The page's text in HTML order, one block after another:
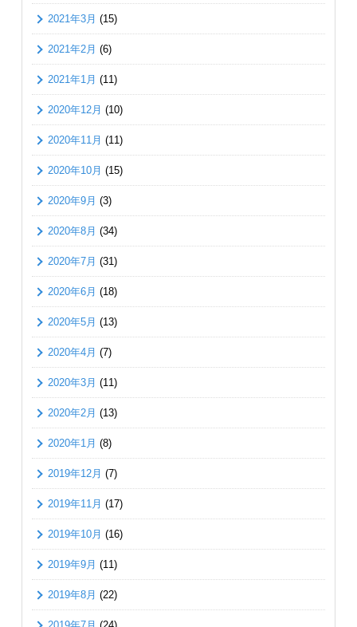
2021年3月 (15)
2021年2月 (6)
2021年1月 (11)
2020年12月 (10)
2020年11月 (11)
2020年10月 (15)
2020年9月 (3)
2020年8月 (34)
2020年7月 (31)
2020年6月 (18)
2020年5月 (13)
2020年4月 (7)
2020年3月 (11)
2020年2月 (13)
2020年1月 (8)
2019年12月 (7)
2019年11月 (17)
2019年10月 (16)
2019年9月 (11)
2019年8月 (22)